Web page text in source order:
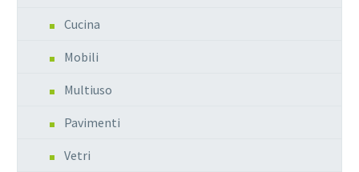
Cucina
Mobili
Multiuso
Pavimenti
Vetri